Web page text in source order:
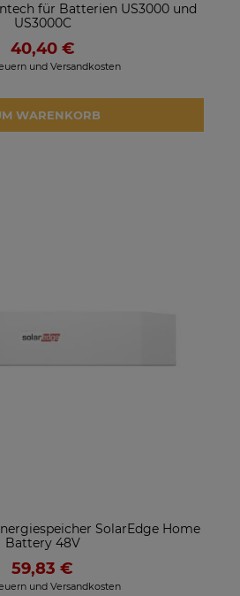
für Batterien US3000 und
US3000C
40,40 €
und Versandkosten
WARENKORB
SolarEdge Home
Battery 48V
59,83 €
und Versandkosten